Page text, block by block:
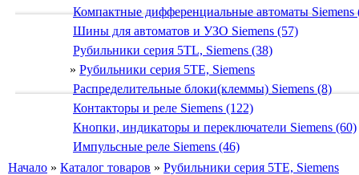
Компактные дифференциальные автоматы Siemens
Шины для автоматов и УЗО Siemens (57)
Рубильники серия 5TL, Siemens (38)
» Рубильники серия 5TE, Siemens
Распределительные блоки(клеммы) Siemens (8)
Контакторы и реле Siemens (122)
Кнопки, индикаторы и переключатели Siemens (60)
Импульсные реле Siemens (46)
Начало » Каталог товаров » Рубильники серия 5TE, Siemens